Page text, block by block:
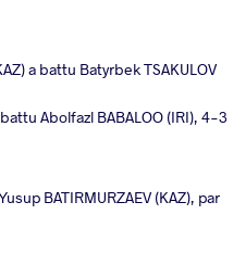
a battu Batyrbek TSAKULOV
Abolfazl BABALOO (IRI), 4-3
BATIRMURZAEV (KAZ), par